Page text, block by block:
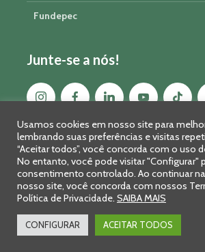
Fundepec
Junte-se a nós!
Sistema FAEP/SENAR-PR © 2026 · R. Marechal
0401 - Fax: 41 3323-2124
Usamos cookies em nosso site para
lembrando suas preferências e visitas
“Aceitar todos”, você concorda com o uso
No entanto, você pode visitar "Configurar"
consentimento controlado. Ao continuar
nosso site, você concorda com nossos
Política de Privacidade. SAIBA MAIS
CONFIGURAR ACEITAR TODOS